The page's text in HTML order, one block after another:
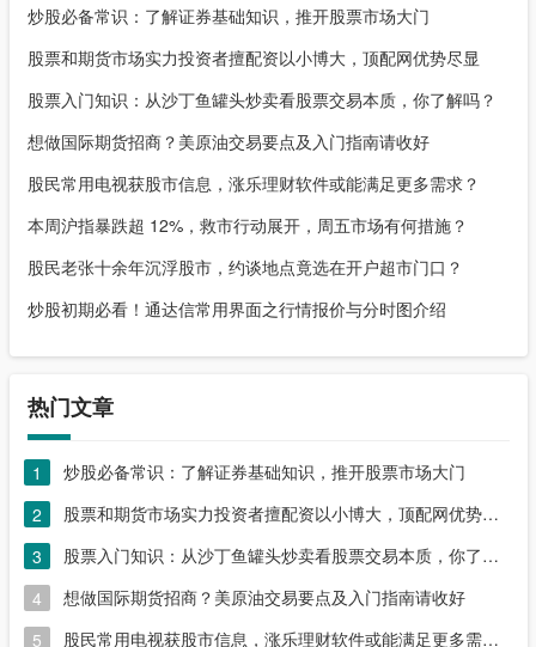
炒股必备常识：了解证券基础知识，推开股票市场大门
股票和期货市场实力投资者擅配资以小博大，顶配网优势尽显
股票入门知识：从沙丁鱼罐头炒卖看股票交易本质，你了解吗？
想做国际期货招商？美原油交易要点及入门指南请收好
股民常用电视获股市信息，涨乐理财软件或能满足更多需求？
本周沪指暴跌超 12%，救市行动展开，周五市场有何措施？
股民老张十余年沉浮股市，约谈地点竟选在开户超市门口？
炒股初期必看！通达信常用界面之行情报价与分时图介绍
热门文章
1
炒股必备常识：了解证券基础知识，推开股票市场大门
2
股票和期货市场实力投资者擅配资以小博大，顶配网优势尽显
3
股票入门知识：从沙丁鱼罐头炒卖看股票交易本质，你了解吗？
4
想做国际期货招商？美原油交易要点及入门指南请收好
5
股民常用电视获股市信息，涨乐理财软件或能满足更多需求？